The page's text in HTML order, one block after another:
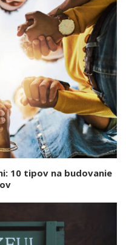
10 tipov na budovanie